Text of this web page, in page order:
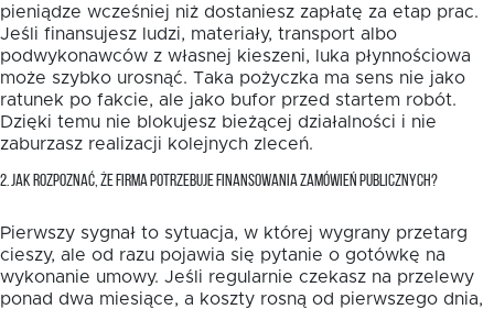
pieniądze wcześniej niż dostaniesz zapłatę za etap prac.
Jeśli finansujesz ludzi, materiały, transport albo
podwykonawców z własnej kieszeni, luka płynnościowa
może szybko urosnąć. Taka pożyczka ma sens nie jako
ratunek po fakcie, ale jako bufor przed startem robót.
Dzięki temu nie blokujesz bieżącej działalności i nie
zaburzasz realizacji kolejnych zleceń.
2. JAK ROZPOZNAĆ, ŻE FIRMA POTRZEBUJE FINANSOWANIA ZAMÓWIEŃ PUBLICZNYCH?
Pierwszy sygnał to sytuacja, w której wygrany przetarg
cieszy, ale od razu pojawia się pytanie o gotówkę na
wykonanie umowy. Jeśli regularnie czekasz na przelewy
ponad dwa miesiące, a koszty rosną od pierwszego dnia,